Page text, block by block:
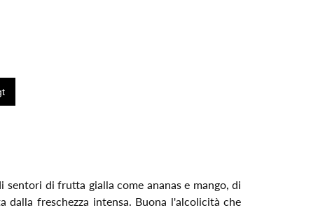
di frutta gialla come ananas e mango, di
freschezza intensa. Buona l'alcolicità che